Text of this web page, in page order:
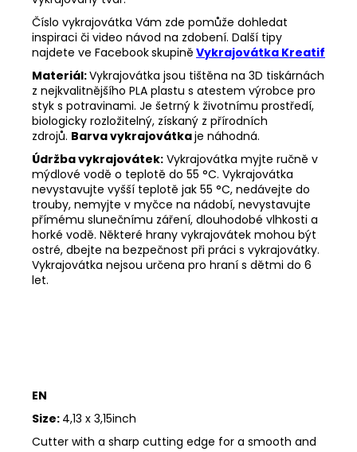
Číslo vykrajovátka Vám zde pomůže dohledat
inspiraci či video návod na zdobení. Další tipy
najdete ve Facebookskupině Vykrajovátka Kreatif
Materiál:Vykrajovátka jsou tištěna na 3D tiskárnách
z nejkvalitnějšího PLA plastu s atestem výrobce pro
styk s potravinami. Je šetrný k životnímu prostředí,
biologicky rozložitelný, získaný z přírodních
zdrojů. Barva vykrajovátkaje náhodná.
Údržba vykrajovátek: Vykrajovátka myjte ručně v
mýdlové vodě o teplotě do 55 °C. Vykrajovátka
nevystavujte vyšší teplotě jak 55 °C, nedávejte do
trouby, nemyjte v myčce na nádobí, nevystavujte
přímému slunečnímu záření, dlouhodobé vlhkosti a
horké vodě. Některé hrany vykrajovátek mohou být
ostré, dbejte na bezpečnost při práci s vykrajovátky.
Vykrajovátka nejsou určena pro hraní s dětmi do 6
let.
EN
Size: 4,13 x 3,15inch
Cutter with a sharp cutting edge for a smooth and